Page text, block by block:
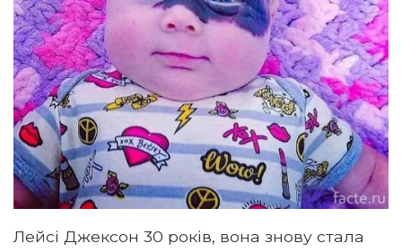
Лейсі Джексон 30 років, вона знову стала